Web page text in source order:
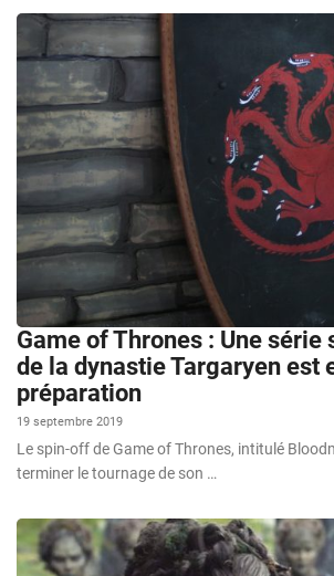
Game of Thrones : Une série
de la dynastie Targaryen est
préparation
19 septembre 2019
Le spin-off de Game of Thrones, intitulé
terminer le tournage de son …